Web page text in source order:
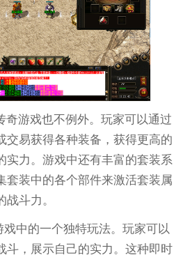
奇游戏也不例外。玩家可以通过
交易获得各种装备，获得更高的
实力。游戏中还有丰富的套装系
套装中的各个部件来激活套装属
斗力。
戏中的一个独特玩法。玩家可以
斗，展示自己的实力。这种即时